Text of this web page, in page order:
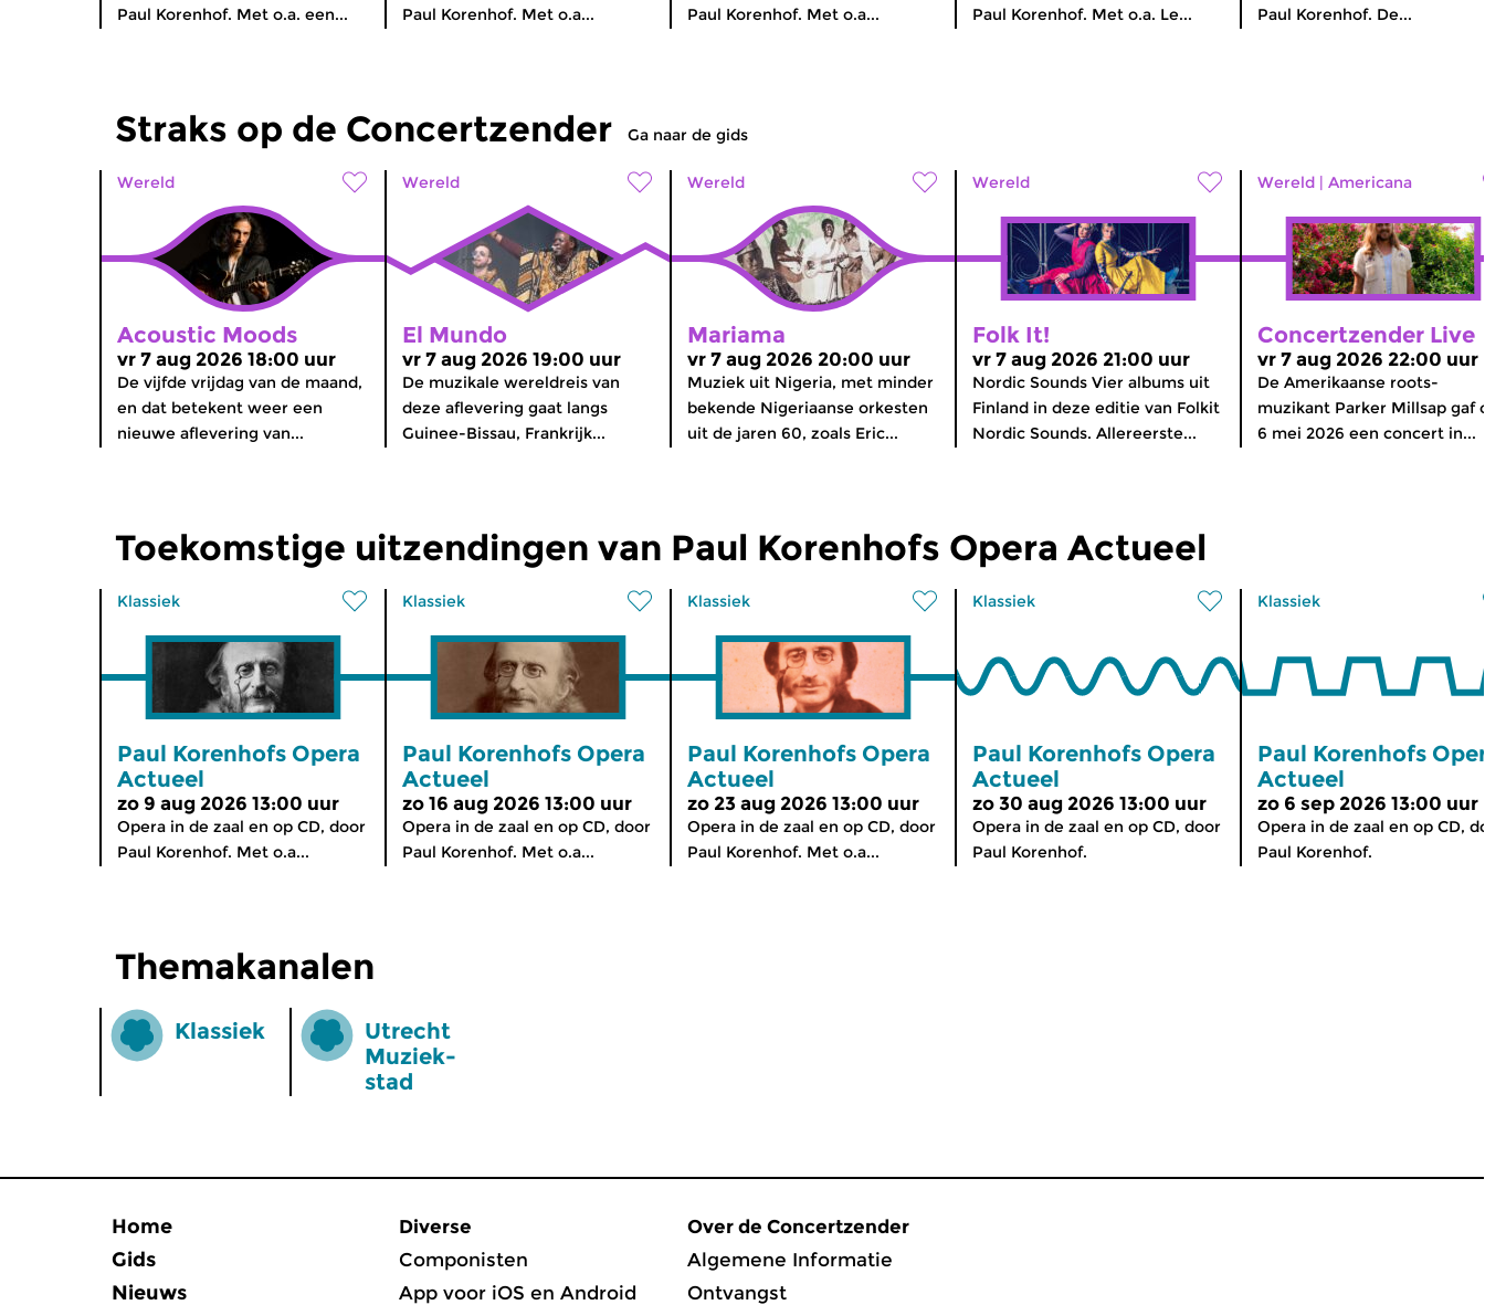
Paul Korenhof. Met o.a. een...
Paul Korenhof. Met o.a...
Paul Korenhof. Met o.a...
Paul Korenhof. Met o.a. Le...
Paul Korenhof. De...
Straks op de Concertzender Ga naar de gids
Wereld
Acoustic Moods
vr 7 aug 2026 18:00 uur
De vijfde vrijdag van de maand,
en dat betekent weer een
nieuwe aflevering van...
Wereld
El Mundo
vr 7 aug 2026 19:00 uur
De muzikale wereldreis van
deze aflevering gaat langs
Guinee-Bissau, Frankrijk...
Wereld
Mariama
vr 7 aug 2026 20:00 uur
Muziek uit Nigeria, met minder
bekende Nigeriaanse orkesten
uit de jaren 60, zoals Eric...
Wereld
Folk It!
vr 7 aug 2026 21:00 uur
Nordic Sounds Vier albums uit
Finland in deze editie van Folkit
Nordic Sounds. Allereerste...
Wereld | Americana
Concertzender Live
vr 7 aug 2026 22:00 uur
De Amerikaanse roots-
muzikant Parker Millsap gaf
6 mei 2026 een concert in...
Toekomstige uitzendingen van Paul Korenhofs Opera Actueel
Klassiek
Paul Korenhofs Opera
Actueel
zo 9 aug 2026 13:00 uur
Opera in de zaal en op CD, door
Paul Korenhof. Met o.a...
Klassiek
Paul Korenhofs Opera
Actueel
zo 16 aug 2026 13:00 uur
Opera in de zaal en op CD, door
Paul Korenhof. Met o.a...
Klassiek
Paul Korenhofs Opera
Actueel
zo 23 aug 2026 13:00 uur
Opera in de zaal en op CD, door
Paul Korenhof. Met o.a...
Klassiek
Paul Korenhofs Opera
Actueel
zo 30 aug 2026 13:00 uur
Opera in de zaal en op CD, door
Paul Korenhof.
Klassiek
Paul Korenhofs
Actueel
zo 6 sep 2026 13:00 uur
Opera in de zaal en op CD,
Paul Korenhof.
Themakanalen
Klassiek
Utrecht
Muziek­
stad
Home
Gids
Nieuws
Diverse
Componisten
App voor iOS en Android
Over de Concertzender
Algemene Informatie
Ontvangst